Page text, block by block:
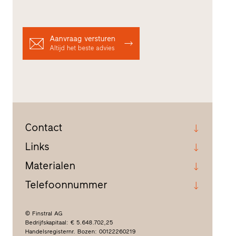
Aanvraag versturen
Altijd het beste advies
Contact
Links
Materialen
Telefoonnummer
© Finstral AG
Bedrijfskapitaal: € 5.648.702,25
Handelsregisternr. Bozen: 00122260219